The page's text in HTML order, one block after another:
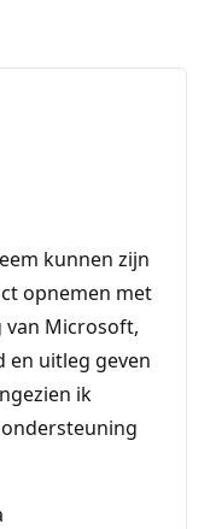
kunnen zijn
opnemen met
van Microsoft,
en uitleg geven
ik